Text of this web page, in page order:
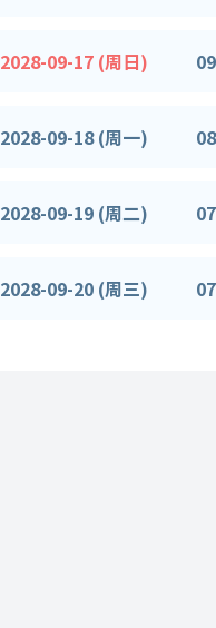
2028-09-17 (周日)
2028-09-18 (周一)
2028-09-19 (周二)
2028-09-20 (周三)